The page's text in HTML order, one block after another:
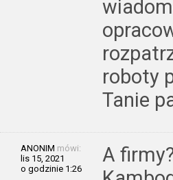
roboty
Tanie
ANONIM mówi:
lis 15, 2021
o godzinie 1:26
A